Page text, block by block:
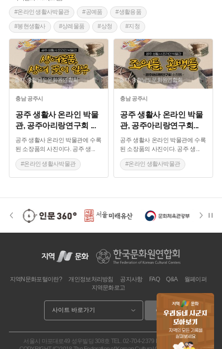
#온라인 생활사박물관
#공예품 #생활용품
#봉현생활사 #상례물품 #상청 #지청
#공주아리랑
출처 :충청남도문화원연합회
충남 공주시
공주 생활사 온라인 박물
관, 공주아리랑연구회 ...
공주 생활사 온라인 박물관에 수록
된 소장품의 사진이다. 공주 생
#온라인 생활사박물관
#공예품 #생활용품
출처 :충청남도문화원연합회
충남 공주시
공주 생활사 온라인 박물
관, 공주아리랑연구회 ...
공주 생활사 온라인 박물관에 수록
된 소장품의 사진이다. 공주 생
#온라인 생활사박물관
#공예품 #생활용품
이동
지역N문화포털이란? 개인정보처리방침 공지사항 FAQ Q&A
월페이퍼
지역문화로고
서울시 마포대로49 성우빌딩 308호 TEL. 02-704-2379 FAX. 02.704-2377